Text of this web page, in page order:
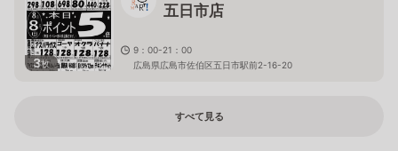
3枚
五日市店
9：00-21：00
広島県広島市佐伯区五日市駅前2-16-20
すべて見る